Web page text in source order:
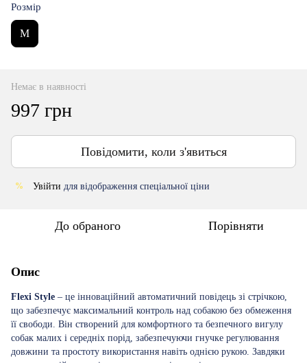
Розмір
M
Немає в наявності
997 грн
Повідомити, коли з'явиться
% Увійти для відображення спеціальної ціни
До обраного Порівняти
Опис
Flexi Style – це інноваційний автоматичний повідець зі стрічкою,
що забезпечує максимальний контроль над собакою без обмеження
її свободи. Він створений для комфортного та безпечного вигулу
собак малих і середніх порід, забезпечуючи гнучке регулювання
довжини та простоту використання навіть однією рукою. Завдяки